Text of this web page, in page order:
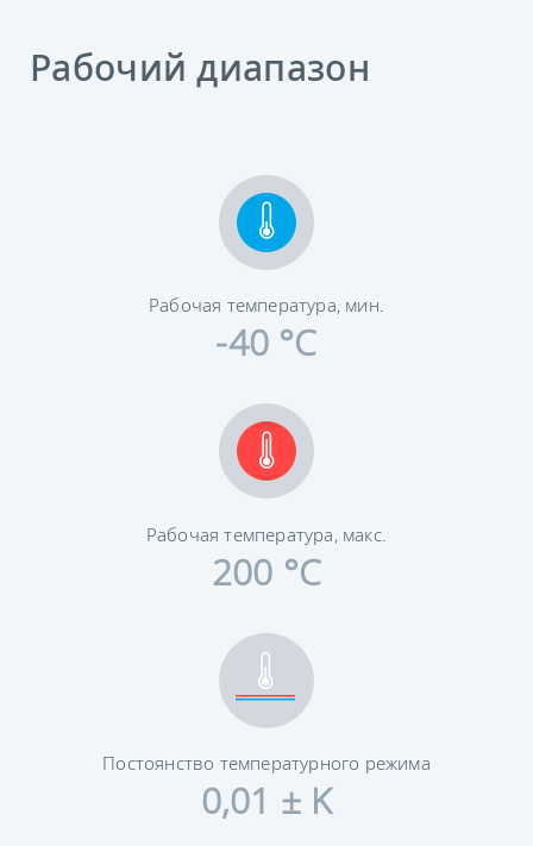
Рабочий диапазон
Рабочая температура, мин.
-40 °C
Рабочая температура, макс.
200 °C
Постоянство температурного режима
0,01 ± K